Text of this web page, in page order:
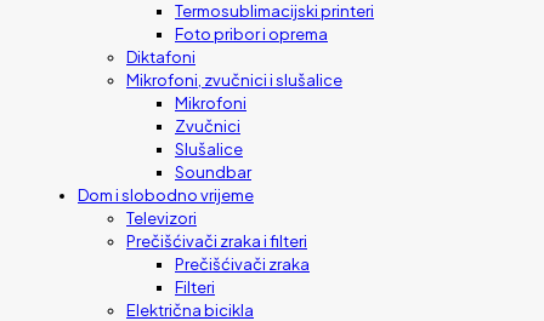
Termosublimacijski printeri
Foto pribor i oprema
Diktafoni
Mikrofoni, zvučnici i slušalice
Mikrofoni
Zvučnici
Slušalice
Soundbar
Dom i slobodno vrijeme
Televizori
Prečišćivači zraka i filteri
Prečišćivači zraka
Filteri
Električna bicikla